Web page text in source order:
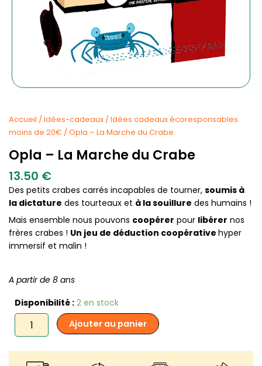
Accueil / Idées-cadeaux / Idées cadeaux écoresponsables
moins de 20€ / Opla – La Marche du Crabe
Opla – La Marche du Crabe
13.50 €
Des petits crabes carrés incapables de tourner, soumis à
la dictature des tourteaux et à la souillure des humains !
Mais ensemble nous pouvons coopérer pour libérer nos
frères crabes ! Un jeu de déduction coopérative hyper
immersif et malin !
A partir de 8 ans
Disponibilité : 2 en stock
quantité
de
Opla
-
La
Marche
Ajouter au panier